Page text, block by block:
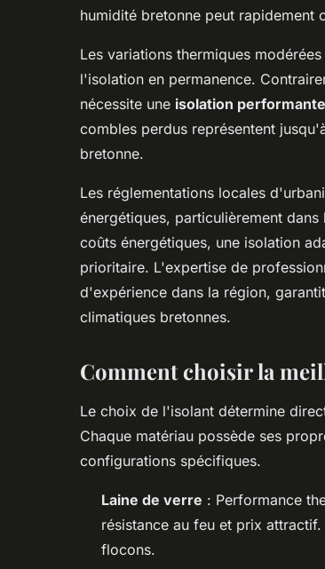
humidité bretonne peut
Les variations thermiques
l'isolation en permanence.
nécessite une isolation performante
combles perdus représentent
bretonne.
Les réglementations locales
énergétiques, particulièrement
coûts énergétiques, une isolation
prioritaire. L'expertise de
d'expérience dans la région,
climatiques bretonnes.
Comment choisir la
Le choix de l'isolant détermine
Chaque matériau possède ses
configurations spécifiques.
Laine de verre : Performance
résistance au feu et prix
flocons.